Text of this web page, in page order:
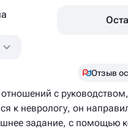
Отзыв
с
к неврологу, он
задание, с помощью